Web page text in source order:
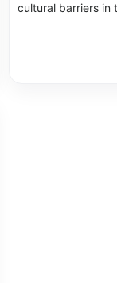
cultural barriers in